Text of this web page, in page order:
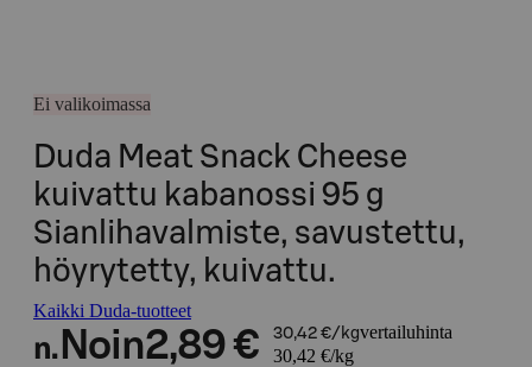
Ei valikoimassa
Duda Meat Snack Cheese
kuivattu kabanossi 95 g
Sianlihavalmiste, savustettu,
höyrytetty, kuivattu.
Kaikki Duda-tuotteet
n. Noin2,89 € 30,42 €/kgvertailuhinta
30,42 €/kg